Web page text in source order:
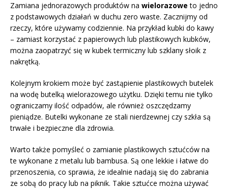
Zamiana jednorazowych produktów na wielorazowe to jedno
z podstawowych działań w duchu zero waste. Zacznijmy od
rzeczy, które używamy codziennie. Na przykład kubki do kawy
– zamiast korzystać z papierowych lub plastikowych kubków,
można zaopatrzyć się w kubek termiczny lub szklany słoik z
nakrętką.
Kolejnym krokiem może być zastąpienie plastikowych butelek
na wodę butelką wielorazowego użytku. Dzięki temu nie tylko
ograniczamy ilość odpadów, ale również oszczędzamy
pieniądze. Butelki wykonane ze stali nierdzewnej czy szkła są
trwałe i bezpieczne dla zdrowia.
Warto także pomyśleć o zamianie plastikowych sztućców na
te wykonane z metalu lub bambusa. Są one lekkie i łatwe do
przenoszenia, co sprawia, że idealnie nadają się do zabrania
ze sobą do pracy lub na piknik. Takie sztućce można używać